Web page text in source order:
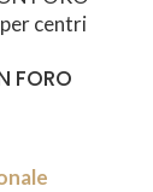
FORO